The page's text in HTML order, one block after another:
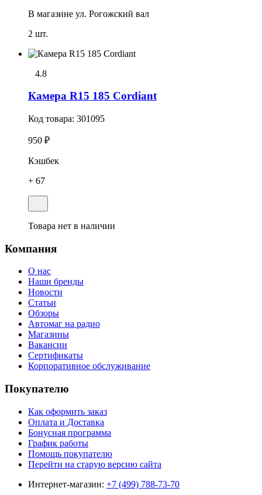
В магазине ул. Рогожский вал
2 шт.
4.8
Камера R15 185 Cordiant
Код товара: 301095
950 ₽
Кэшбек
+ 67
Товара нет в наличии
Компания
О нас
Наши бренды
Новости
Статьи
Обзоры
Автомаг на радио
Магазины
Вакансии
Сертификаты
Корпоративное обслуживание
Покупателю
Как оформить заказ
Оплата и Доставка
Бонусная программа
График работы
Помощь покупателю
Перейти на старую версию сайта
Интернет-магазин: +7 (499) 788-73-70